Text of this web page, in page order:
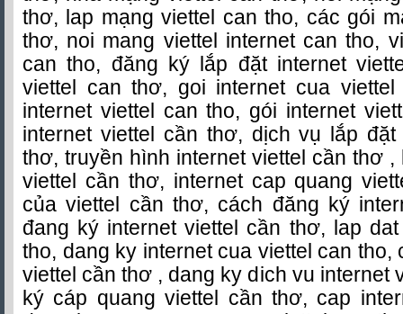
thơ, lap mạng viettel can tho, các gói
thơ, noi mang viettel internet can tho,
can tho, đăng ký lắp đặt internet
viettel can thơ, goi internet cua
internet viettel can tho, gói internet
internet viettel cần thơ, dịch vụ lắp
thơ, truyền hình internet viettel cần thơ ,
viettel cần thơ, internet cap quang
của viettel cần thơ, cách đăng ký
đang ký internet viettel cần thơ, lap
tho, dang ky internet cua viettel can tho,
viettel cần thơ , dang ky dich vu internet
ký cáp quang viettel cần thơ, cap